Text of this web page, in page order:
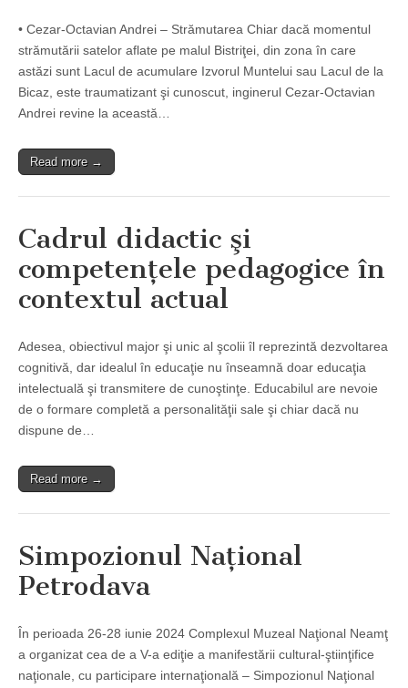
• Cezar-Octavian Andrei – Strămutarea Chiar dacă momentul
strămutării satelor aflate pe malul Bistriţei, din zona în care
astăzi sunt Lacul de acumulare Izvorul Muntelui sau Lacul de la
Bicaz, este traumatizant şi cunoscut, inginerul Cezar-Octavian
Andrei revine la această…
Read more →
Cadrul didactic şi
competenţele pedagogice în
contextul actual
Adesea, obiectivul major şi unic al şcolii îl reprezintă dezvoltarea
cognitivă, dar idealul în educaţie nu înseamnă doar educaţia
intelectuală şi transmitere de cunoştinţe. Educabilul are nevoie
de o formare completă a personalităţii sale şi chiar dacă nu
dispune de…
Read more →
Simpozionul Naţional
Petrodava
În perioada 26-28 iunie 2024 Complexul Muzeal Naţional Neamţ
a organizat cea de a V-a ediţie a manifestării cultural-ştiinţifice
naţionale, cu participare internaţională – Simpozionul Naţional